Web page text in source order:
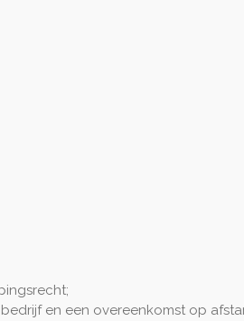
en een overeenkomst op